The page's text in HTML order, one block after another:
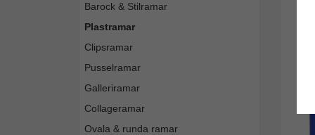
Barock & Stilramar
Plastramar
Clipsramar
Pusselramar
Galleriramar
Collageramar
Ovala & runda ramar